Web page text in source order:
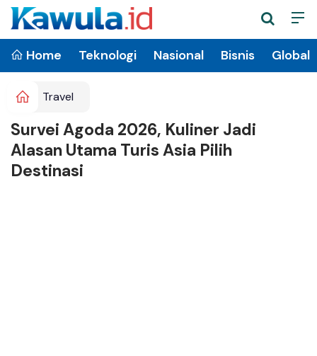
Home Teknologi Nasional Bisnis Global
Travel
Survei Agoda 2026, Kuliner Jadi
Alasan Utama Turis Asia Pilih
Destinasi